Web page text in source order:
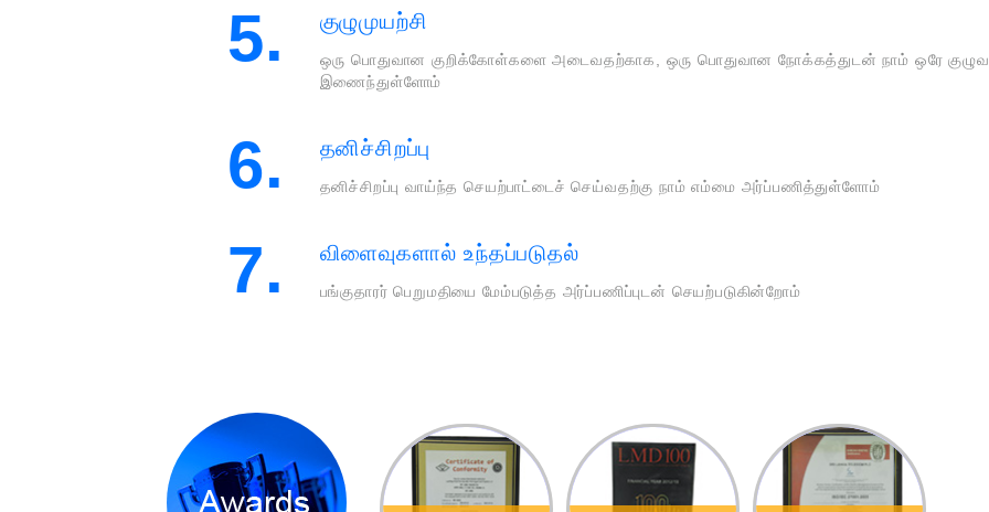
5. குழுமுயற்சி
ஒரு பொதுவான குறிக்கோள்களை அடைவதற்காக, ஒரு பொதுவான நோக்கத்துடன் நாம் ஒரே
இணைந்துள்ளோம்
6. தனிச்சிறப்பு
தனிச்சிறப்பு வாய்ந்த செயற்பாட்டைச் செய்வதற்கு நாம் எம்மை அர்ப்பணித்துள்ளோம்
7. விளைவுகளால் உந்தப்படுதல்
பங்குதாரர் பெறுமதியை மேம்படுத்த அர்ப்பணிப்புடன் செயற்படுகின்றோம்